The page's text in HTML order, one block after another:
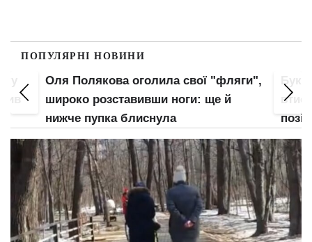
ПОПУЛЯРНІ НОВИНИ
Оля Полякова оголила свої "фляги",
широко розставивши ноги: ще й
нижче пупка блиснула